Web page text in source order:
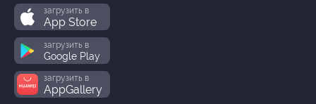
загрузить в
App Store
загрузить в
Google Play
загрузить в
AppGallery